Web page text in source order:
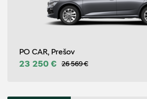
PO CAR, Prešov
23 250 € 26 569 €